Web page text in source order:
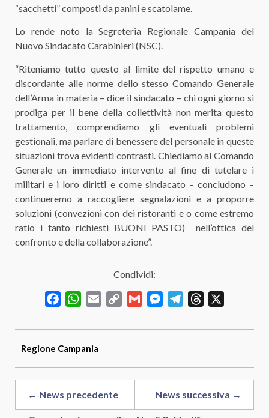
“sacchetti” composti da panini e scatolame.
Lo rende noto la Segreteria Regionale Campania del
Nuovo Sindacato Carabinieri (NSC).
“Riteniamo tutto questo al limite del rispetto umano e
discordante alle norme dello stesso Comando Generale
dell’Arma in materia – dice il sindacato – chi ogni giorno si
prodiga per il bene della collettività non merita questo
trattamento, comprendiamo gli eventuali problemi
gestionali, ma parlare di benessere del personale in queste
situazioni trova evidenti contrasti. Chiediamo al Comando
Generale un immediato intervento al fine di tutelare i
militari e i loro diritti e come sindacato – concludono –
continueremo a raccogliere segnalazioni e a proporre
soluzioni (convezioni con dei ristoranti e o come estremo
ratio i tanto richiesti BUONI PASTO) nell’ottica del
confronto e della collaborazione”.
Condividi:
FacebookWhatsApp
Email
Copy
Gmail MessengerTelegramThreads
Regione Campania
← News precedente News successiva →